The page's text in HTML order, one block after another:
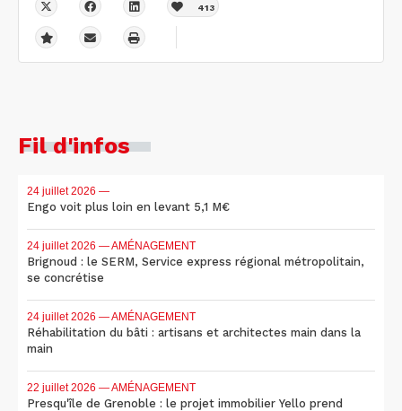
413
Fil d'infos
24 juillet 2026 —
Engo voit plus loin en levant 5,1 M€
24 juillet 2026 — AMÉNAGEMENT
Brignoud : le SERM, Service express régional métropolitain,
se concrétise
24 juillet 2026 — AMÉNAGEMENT
Réhabilitation du bâti : artisans et architectes main dans la
main
22 juillet 2026 — AMÉNAGEMENT
Presqu'île de Grenoble : le projet immobilier Yello prend